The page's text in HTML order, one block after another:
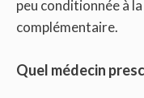
peu conditionnée à
complémentaire.
Quel médecin